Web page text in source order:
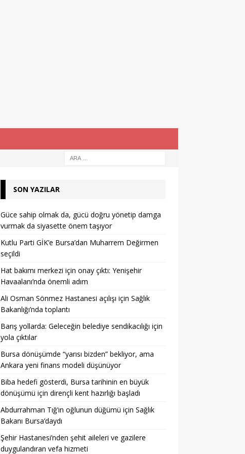
SON YAZILAR
Güce sahip olmak da, gücü doğru yönetip damga
vurmak da siyasette önem taşıyor
Kutlu Parti GİK’e Bursa’dan Muharrem Değirmen
seçildi
Hat bakımı merkezi için onay çıktı: Yenişehir
Havaalanı’nda önemli adım
Ali Osman Sönmez Hastanesi açılışı için Sağlık
Bakanlığı’nda toplantı
Barış yollarda: Geleceğin belediye sendikacılığı için
yola çıktılar
Bursa dönüşümde “yarısı bizden” bekliyor, ama
Ankara yeni finans modeli düşünüyor
Biba hedefi gösterdi, Bursa tarihinin en büyük
dönüşümü için dirençli kent hazırlığı başladı
Abdurrahman Tığ’ın oğlunun düğümü için Sağlık
Bakanı Bursa’daydı
Şehir Hastanesi’nden şehit aileleri ve gazilere
duygulandıran vefa hizmeti